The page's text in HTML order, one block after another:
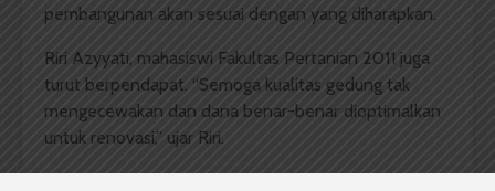
pembangunan akan sesuai dengan yang diharapkan.
Riri Azyyati, mahasiswi Fakultas Pertanian 2011 juga
turut berpendapat. “Semoga kualitas gedung tak
mengecewakan dan dana benar-benar dioptimalkan
untuk renovasi,” ujar Riri.